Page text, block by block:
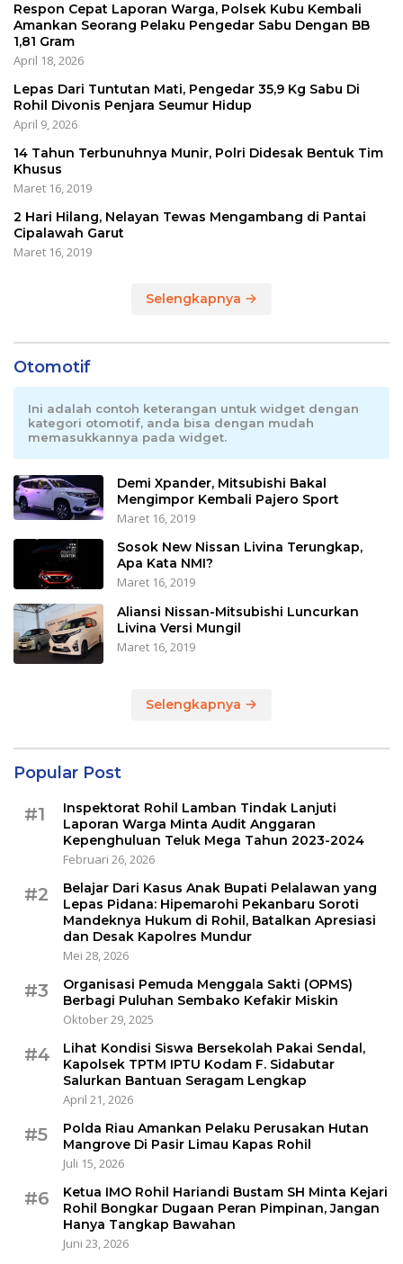
Respon Cepat Laporan Warga, Polsek Kubu Kembali
Amankan Seorang Pelaku Pengedar Sabu Dengan BB
1,81 Gram
April 18, 2026
Lepas Dari Tuntutan Mati, Pengedar 35,9 Kg Sabu Di
Rohil Divonis Penjara Seumur Hidup
April 9, 2026
14 Tahun Terbunuhnya Munir, Polri Didesak Bentuk Tim
Khusus
Maret 16, 2019
2 Hari Hilang, Nelayan Tewas Mengambang di Pantai
Cipalawah Garut
Maret 16, 2019
Selengkapnya
Otomotif
Ini adalah contoh keterangan untuk widget dengan
kategori otomotif, anda bisa dengan mudah
memasukkannya pada widget.
Demi Xpander, Mitsubishi Bakal
Mengimpor Kembali Pajero Sport
Maret 16, 2019
Sosok New Nissan Livina Terungkap,
Apa Kata NMI?
Maret 16, 2019
Aliansi Nissan-Mitsubishi Luncurkan
Livina Versi Mungil
Maret 16, 2019
Selengkapnya
Popular Post
#1
Inspektorat Rohil Lamban Tindak Lanjuti
Laporan Warga Minta Audit Anggaran
Kepenghuluan Teluk Mega Tahun 2023-2024
Februari 26, 2026
#2
Belajar Dari Kasus Anak Bupati Pelalawan yang
Lepas Pidana: Hipemarohi Pekanbaru Soroti
Mandeknya Hukum di Rohil, Batalkan Apresiasi
dan Desak Kapolres Mundur
Mei 28, 2026
#3
Organisasi Pemuda Menggala Sakti (OPMS)
Berbagi Puluhan Sembako Kefakir Miskin
Oktober 29, 2025
#4
Lihat Kondisi Siswa Bersekolah Pakai Sendal,
Kapolsek TPTM IPTU Kodam F. Sidabutar
Salurkan Bantuan Seragam Lengkap
April 21, 2026
#5
Polda Riau Amankan Pelaku Perusakan Hutan
Mangrove Di Pasir Limau Kapas Rohil
Juli 15, 2026
#6
Ketua IMO Rohil Hariandi Bustam SH Minta Kejari
Rohil Bongkar Dugaan Peran Pimpinan, Jangan
Hanya Tangkap Bawahan
Juni 23, 2026